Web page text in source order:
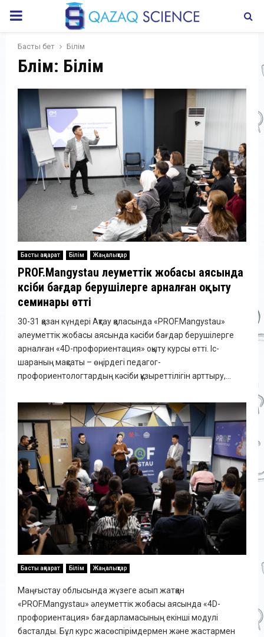
PRIMARY
MENU
Басты бет Білім
Бөлім: Білім
Басты ақпарат Білім Жаңалықтар
PROF.Mangystau әлеуметтік жобасы аясында
кәсіби бағдар берушілерге арналған оқыту
семинары өтті
30-31 қазан күндері Ақтау қаласында «PROF.Mangystau»
әлеуметтік жобасы аясында кәсіби бағдар берушілерге
арналған «4D-профориентация» оқыту курсы өтті. Іс-
шараның мақсаты – өңірдегі педагог-
профориентологтардың кәсіби құзыреттілігін арттыру,...
Басты ақпарат Білім Жаңалықтар
Маңғыстау облысында жүзеге асып жатқан
«PROF.Mangystau» әлеуметтік жобасы аясында «4D-
профориентация» бағдарламасының екінші модулі
басталды. Бұл курс жасөспірімдермен және жастармен